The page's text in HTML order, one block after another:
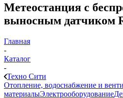
Метеостанция с
выносным датчиком
Главная
-
Каталог
-
Техно Сити
Отопление, водоснабжение и
материалыЭлектрооборудование